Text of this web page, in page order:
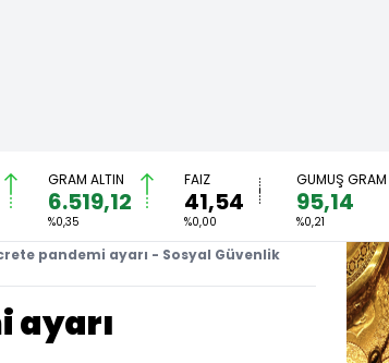
GRAM ALTIN
6.519,12
%0,35
FAİZ
41,54
%0,00
GÜMÜŞ GRAM
95,14
%0,21
pandemi ayarı - Sosyal Güvenlik
ayarı